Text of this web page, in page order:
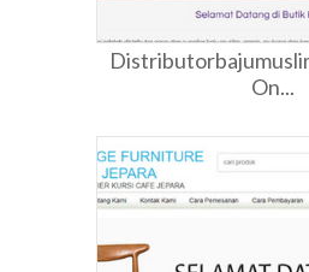
On...